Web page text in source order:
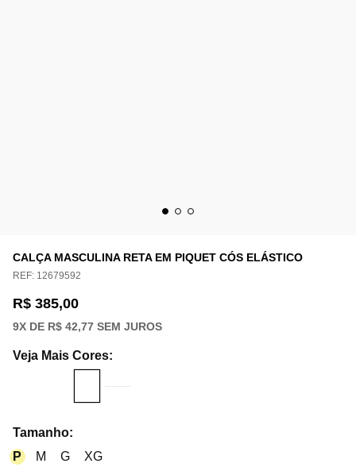
CALÇA MASCULINA RETA EM PIQUET CÓS ELÁSTICO
REF: 12679592
R$ 385,00
9X DE R$ 42,77 SEM JUROS
Veja Mais Cores:
Tamanho:
P
M G XG